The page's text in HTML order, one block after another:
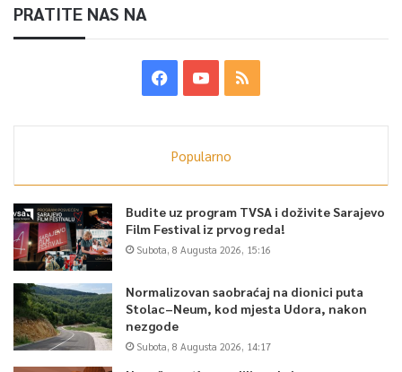
PRATITE NAS NA
Popularno
Budite uz program TVSA i doživite Sarajevo
Film Festival iz prvog reda!
Subota, 8 Augusta 2026, 15:16
Normalizovan saobraćaj na dionici puta
Stolac–Neum, kod mjesta Udora, nakon
nezgode
Subota, 8 Augusta 2026, 14:17